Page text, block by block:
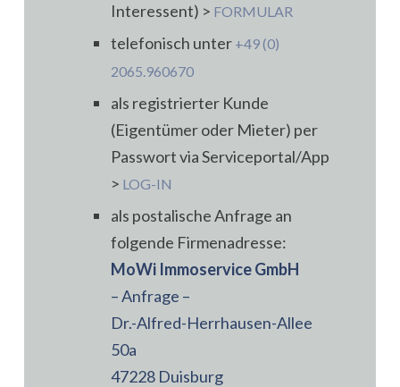
Interessent) > FORMULAR
telefonisch unter +49 (0)
2065.960670
als registrierter Kunde
(Eigentümer oder Mieter) per
Passwort via Serviceportal/App
> LOG-IN
als postalische Anfrage an
folgende Firmenadresse:
MoWi Immoservice GmbH
– Anfrage –
Dr.-Alfred-Herrhausen-Allee
50a
47228 Duisburg